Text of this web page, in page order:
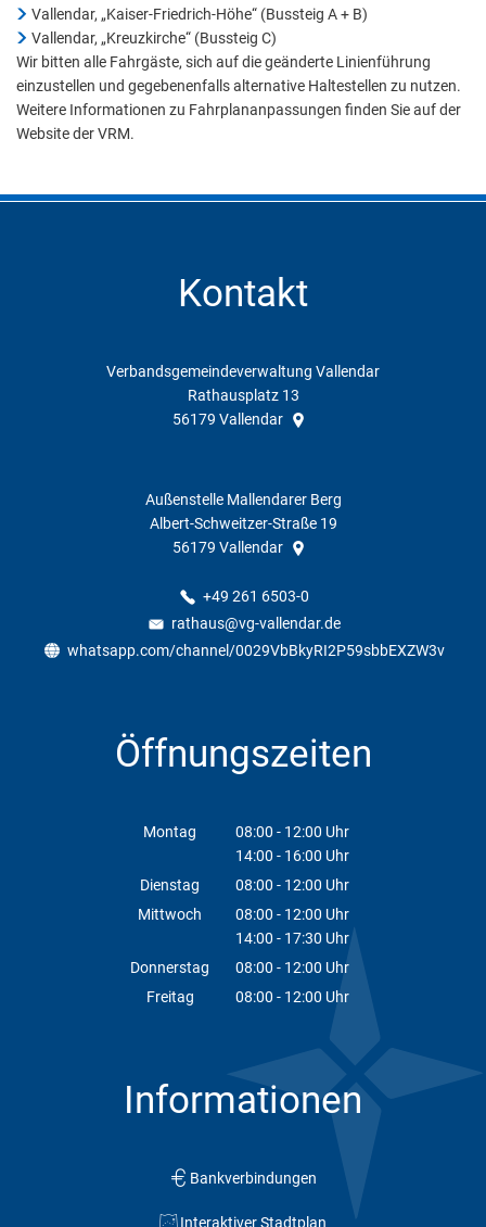
Vallendar, „Kaiser-Friedrich-Höhe“ (Bussteig A + B)
Vallendar, „Kreuzkirche“ (Bussteig C)
Wir bitten alle Fahrgäste, sich auf die geänderte Linienführung
einzustellen und gegebenenfalls alternative Haltestellen zu nutzen.
Weitere Informationen zu Fahrplananpassungen finden Sie auf der
Website der VRM.
Kontakt
Verbandsgemeindeverwaltung Vallendar
Rathausplatz 13
56179 Vallendar
Außenstelle Mallendarer Berg
Albert-Schweitzer-Straße 19
56179 Vallendar
+49 261 6503-0
rathaus@vg-vallendar.de
whatsapp.com/channel/0029VbBkyRI2P59sbbEXZW3v
Öffnungszeiten
Montag 08:00 - 12:00 Uhr
Von 08:00 bis 12:00 Uhr
14:00 - 16:00 Uhr
Von 14:00 bis 16:00 Uhr
Dienstag 08:00 - 12:00 Uhr
Von 08:00 bis 12:00 Uhr
Mittwoch 08:00 - 12:00 Uhr
Von 08:00 bis 12:00 Uhr
14:00 - 17:30 Uhr
Von 14:00 bis 17:30 Uhr
Donnerstag 08:00 - 12:00 Uhr
Von 08:00 bis 12:00 Uhr
Freitag 08:00 - 12:00 Uhr
Von 08:00 bis 12:00 Uhr
Informationen
Bankverbindungen
Interaktiver Stadtplan